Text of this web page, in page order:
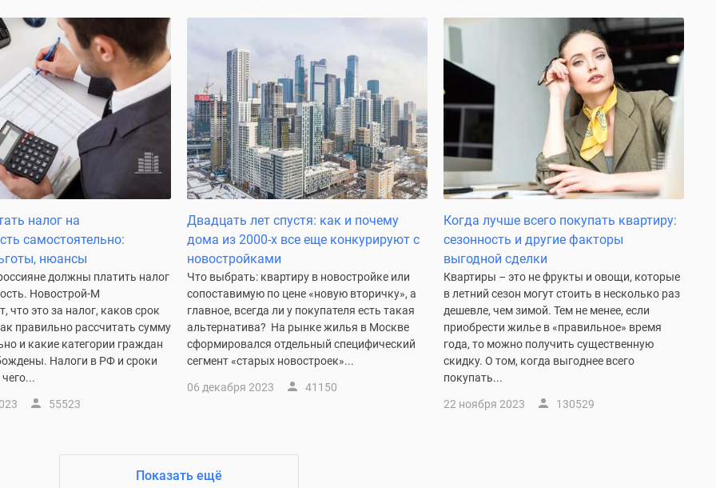
налог на
самостоятельно:
нюансы
должны платить налог
Новострой-М
что это за налог, каков срок
правильно рассчитать сумму
и какие категории граждан
Налоги в РФ и сроки
55523
Двадцать лет спустя: как и почему
дома из 2000-х все еще конкурируют с
новостройками
Что выбрать: квартиру в новостройке или
сопоставимую по цене «новую вторичку», а
главное, всегда ли у покупателя есть такая
альтернатива? На рынке жилья в Москве
сформировался отдельный специфический
сегмент «старых новостроек»...
06 декабря 2023 41150
Когда лучше всего покупать квартиру:
сезонность и другие факторы
выгодной сделки
Квартиры – это не фрукты и овощи, которые
в летний сезон могут стоить в несколько раз
дешевле, чем зимой. Тем не менее, если
приобрести жилье в «правильное» время
года, то можно получить существенную
скидку. О том, когда выгоднее всего
покупать...
22 ноября 2023 130529
Показать ещё